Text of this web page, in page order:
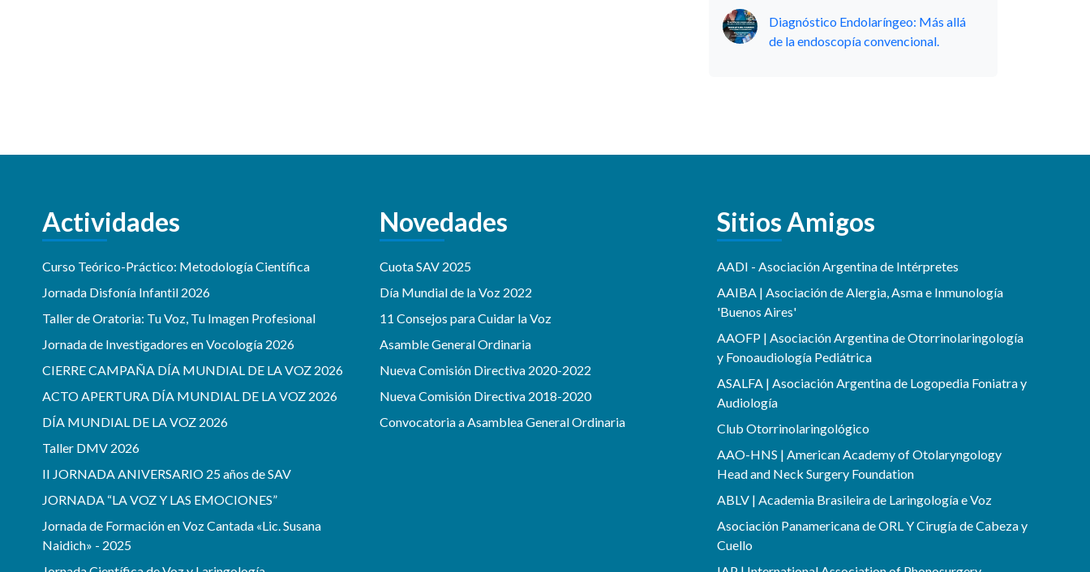
Diagnóstico Endolaríngeo: Más allá
de la endoscopía convencional.
Actividades
Curso Teórico-Práctico: Metodología Científica
Jornada Disfonía Infantil 2026
Taller de Oratoria: Tu Voz, Tu Imagen Profesional
Jornada de Investigadores en Vocología 2026
CIERRE CAMPAÑA DÍA MUNDIAL DE LA VOZ 2026
ACTO APERTURA DÍA MUNDIAL DE LA VOZ 2026
DÍA MUNDIAL DE LA VOZ 2026
Taller DMV 2026
II JORNADA ANIVERSARIO 25 años de SAV
JORNADA “LA VOZ Y LAS EMOCIONES”
Jornada de Formación en Voz Cantada «Lic. Susana
Naidich» - 2025
Novedades
Cuota SAV 2025
Día Mundial de la Voz 2022
11 Consejos para Cuidar la Voz
Asamble General Ordinaria
Nueva Comisión Directiva 2020-2022
Nueva Comisión Directiva 2018-2020
Convocatoria a Asamblea General Ordinaria
Sitios Amigos
AADI - Asociación Argentina de Intérpretes
AAIBA | Asociación de Alergia, Asma e Inmunología
'Buenos Aires'
AAOFP | Asociación Argentina de Otorrinolaringología
y Fonoaudiología Pediátrica
ASALFA | Asociación Argentina de Logopedia Foniatra y
Audiología
Club Otorrinolaringológico
AAO-HNS | American Academy of Otolaryngology
Head and Neck Surgery Foundation
ABLV | Academia Brasileira de Laringología e Voz
Asociación Panamericana de ORL Y Cirugía de Cabeza y
Cuello